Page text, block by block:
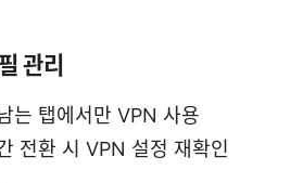
관리
는 탭에서만 VPN 사용
전환 시 VPN 설정 재확인